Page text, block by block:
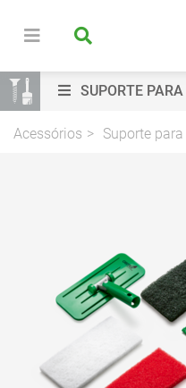
SUPORTE
Acessórios Suporte